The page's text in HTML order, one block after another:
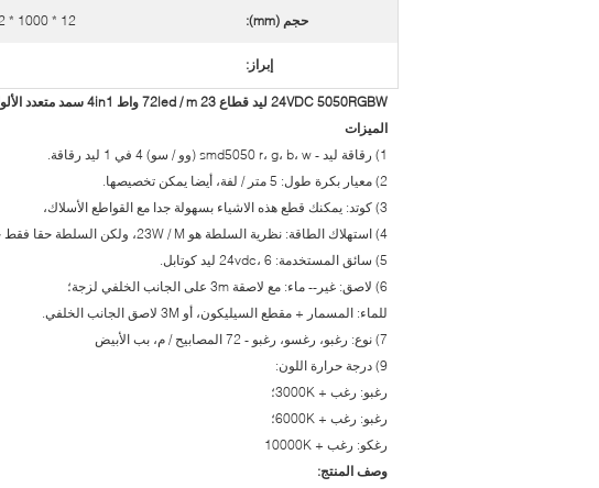
حجم (mm): 12 * 1000 * 2
إبراز:
24VDC 5050RGBW ليد قطاع 72led / m 23 واط 4in1 سمد متعدد الألوان عيد أدى قطاع الخفيفة ip20 ip65ip67 ip68
الميزات
1) رقاقة ليد - smd5050 r، g، b، w (وو / سو) 4 في 1 ليد رقاقة.
2) معيار بكرة طول: 5 متر / لفة، أيضا يمكن تخصيصها.
3) كوتد: يمكنك قطع هذه الاشياء بسهولة جدا مع القواطع الأسلاك،
4) استهلاك الطاقة: نظرية السلطة هو 23W / M، ولكن السلطة حقا فقط حوالي 18W / M.
5) سائق المستخدمة: 24vdc، 6 ليد كوتابل.
6) لاصق: غير-- ماء: مع لاصقة 3m على الجانب الخلفي لزجة؛
للماء: المسمار + مقطع السيليكون، أو 3M لاصق الجانب الخلفي.
7) نوع: رغبو، رغسو، رغبو - 72 المصابيح / م، بب الأبيض
9) درجة حرارة اللون:
رغبو: رغب + 3000K؛
رغبو: رغب + 6000K؛
رغكو: رغب + 10000K
وصف المنتج: